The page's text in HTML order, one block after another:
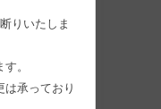
りいたしま
。
承っており